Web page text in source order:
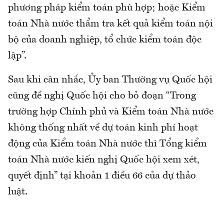
phương pháp kiểm toán phù hợp; hoặc Kiểm
toán Nhà nước thẩm tra kết quả kiểm toán nội
bộ của doanh nghiệp, tổ chức kiểm toán độc
lập”.
Sau khi cân nhắc, Ủy ban Thường vụ Quốc hội
cũng đề nghị Quốc hội cho bỏ đoạn “Trong
trường hợp Chính phủ và Kiểm toán Nhà nước
không thống nhất về dự toán kinh phí hoạt
động của Kiểm toán Nhà nước thì Tổng kiểm
toán Nhà nước kiến nghị Quốc hội xem xét,
quyết định” tại khoản 1 điều 66 của dự thảo
luật.